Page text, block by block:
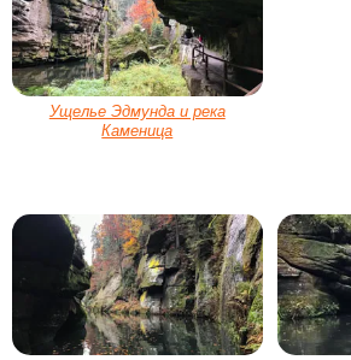
Ущелье Эдмунда и река
Каменица